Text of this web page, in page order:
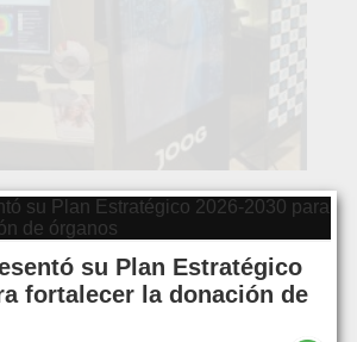
su Plan Estratégico
fortalecer la donación de